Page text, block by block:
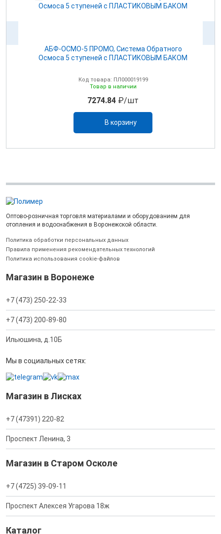
АБФ-ОСМО-5 ПРОМО, Система Обратного
Осмоса 5 ступеней с ПЛАСТИКОВЫМ БАКОМ
Код товара: ПЛ000019199
Товар в наличии
7274.84 ₽/шт
В корзину
Оптово-розничная торговля материалами и оборудованием для
отопления и водоснабжения в Воронежской области.
Политика обработки персональных данных
Правила применения рекомендательных технологий
Политика использования cookie-файлов
Магазин в Воронеже
+7 (473) 250-22-33
+7 (473) 200-89-80
Ильюшина, д.10Б
Мы в социальных сетях:
Магазин в Лисках
+7 (47391) 220-82
Проспект Ленина, 3
Магазин в Старом Осколе
+7 (4725) 39-09-11
Проспект Алексея Угарова 18ж
Каталог